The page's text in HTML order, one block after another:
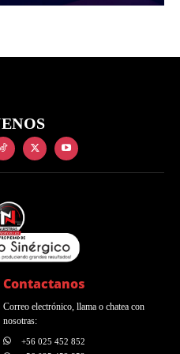
Contactanos
Correo electrónico, llama o chatea con
nosotras:
+56 025 452 852